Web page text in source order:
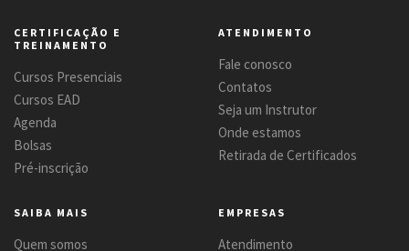
CERTIFICAÇÃO E
TREINAMENTO
Cursos Presenciais
Cursos EAD
Agenda
Bolsas
Pré-inscrição
ATENDIMENTO
Fale conosco
Contatos
Seja um Instrutor
Onde estamos
Retirada de Certificados
SAIBA MAIS
Quem somos
EMPRESAS
Atendimento